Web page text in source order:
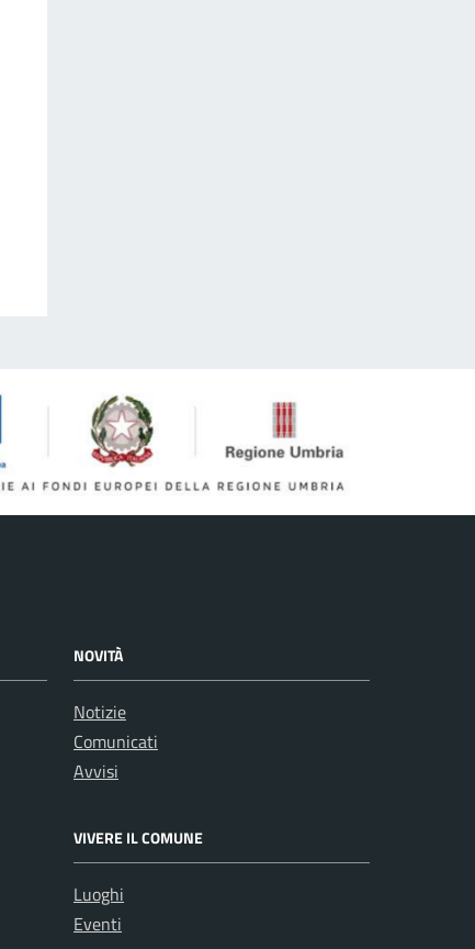
NOVITÀ
Notizie
Comunicati
Avvisi
VIVERE IL COMUNE
Luoghi
Eventi